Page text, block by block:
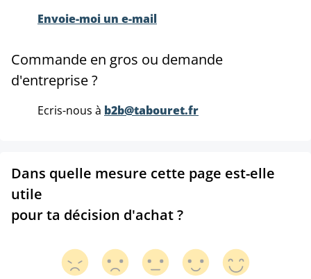
Envoie-moi un e-mail
Commande en gros ou demande
d'entreprise ?
Ecris-nous à b2b@tabouret.fr
Dans quelle mesure cette page est-elle
utile
pour ta décision d'achat ?